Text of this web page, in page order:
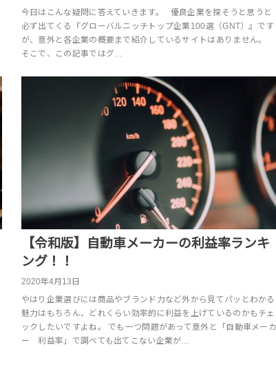
今日はこんな疑問に答えていきます。 優良企業を探そうと思うと
必ず出てくる『グローバルニッチトップ企業100選（GNT）』です
が、意外と各企業の概要まで紹介しているサイトはありません。
そこで、この記事ではグ…
【令和版】自動車メーカーの利益率ランキ
ング！！
2020年4月13日
やはり企業選びには商品やブランド力など外から見てパッとわかる
魅力はもちろん、どれくらい効率的に利益を上げているのかもチェ
ックしたいですよね。 でも一つ問題があって意外と「自動車メーカ
ー 利益率」で調べても出てこない企業が…